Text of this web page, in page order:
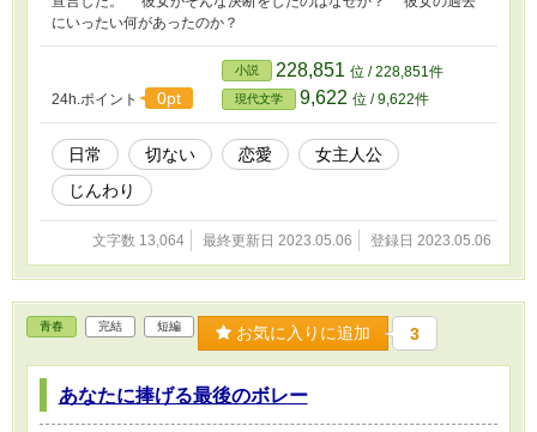
にいったい何があったのか？
24h.ポイント 0pt
小説 228,851 位 / 228,851件
現代文学 9,622 位 / 9,622件
日常 切ない 恋愛
女主人公
じんわり
文字数 13,064 最終更新日 2023.05.06 登録日 2023.05.06
青春 完結 短編 お気に入りに追加 3
あなたに捧げる最後のボレー